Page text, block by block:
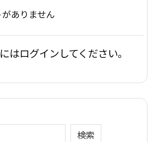
ありません
はログインしてください。
検索